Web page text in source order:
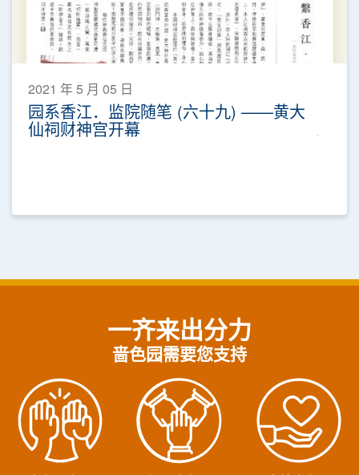
2021 年 5 月 05 日
园系香江．监院随笔 (六十九) ——黄大
仙祠财神宫开幕
一齐来出分力
啬色园需要您支持